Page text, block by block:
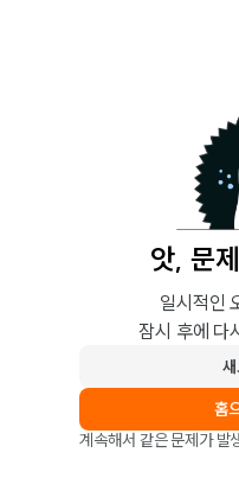
앗, 문
일시적인
잠시 후에 다
홈
계속해서 같은 문제가 발